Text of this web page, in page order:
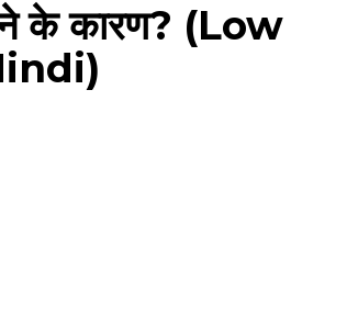
के कारण? (Low